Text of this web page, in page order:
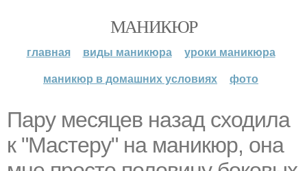
МАНИКЮР
главная виды маникюра
уроки маникюра
маникюр в домашних условиях
фото
Пару месяцев назад сходила
к "Мастеру" на маникюр, она